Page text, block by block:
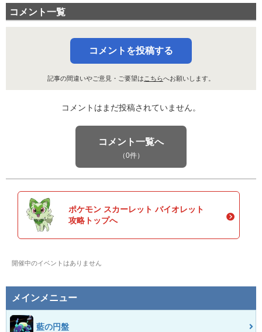
コメント一覧
コメントを投稿する
記事の間違いやご意見・ご要望はこちらへお願いします。
コメントはまだ投稿されていません。
コメント一覧へ
（0件）
ポケモン スカーレット バイオレット
攻略トップへ
開催中のイベントはありません
メインメニュー
藍の円盤